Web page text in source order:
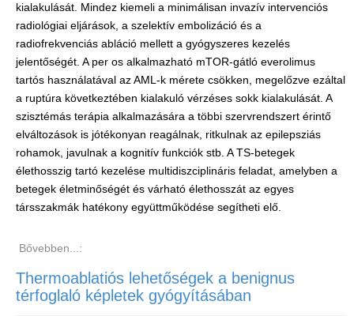
kialakulását. Mindez kiemeli a minimálisan invazív intervenciós
radiológiai eljárások, a szelektív embolizáció és a
radiofrekvenciás abláció mellett a gyógyszeres kezelés
jelentőségét. A per os alkalmazható mTOR-gátló everolimus
tartós használatával az AML-k mérete csökken, megelőzve ezáltal
a ruptúra következtében kialakuló vérzéses sokk kialakulását. A
szisztémás terápia alkalmazására a többi szervrendszert érintő
elváltozások is jótékonyan reagálnak, ritkulnak az epilepsziás
rohamok, javulnak a kognitív funkciók stb. A TS-betegek
élethosszig tartó kezelése multidiszciplináris feladat, amelyben a
betegek életminőségét és várható élethosszát az egyes
társszakmák hatékony együttműködése segítheti elő.
Bővebben...:
Thermoablatiós lehetőségek a benignus
térfoglaló képletek gyógyításában